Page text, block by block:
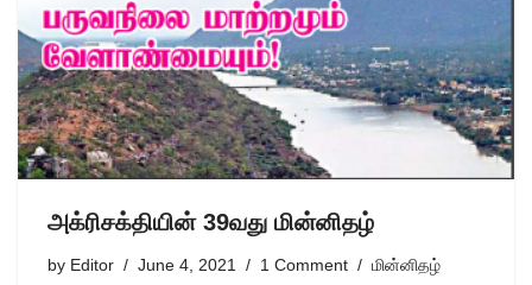
அக்ரிசக்தியின் 39வது மின்னிதழ்
by Editor June 4, 2021 1 Comment மின்னிதழ்